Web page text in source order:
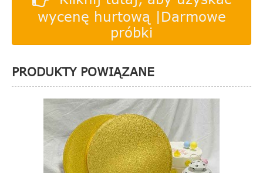
wycenę hurtową |Darmowe
próbki
PRODUKTY POWIĄZANE